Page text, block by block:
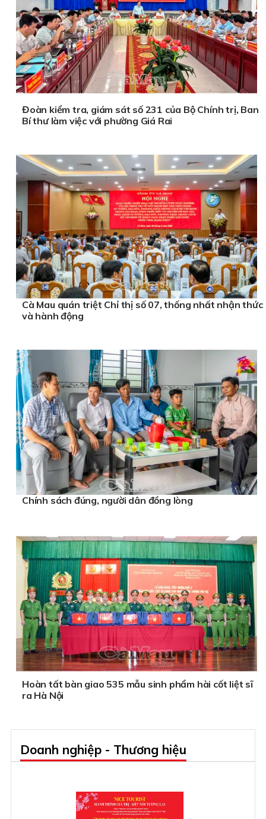
Đoàn kiểm tra, giám sát số 231 của Bộ Chính trị, Ban
Bí thư làm việc với phường Giá Rai
Cà Mau quán triệt Chỉ thị số 07, thống nhất nhận thức
và hành động
Chính sách đúng, người dân đồng lòng
Hoàn tất bàn giao 535 mẫu sinh phẩm hài cốt liệt sĩ
ra Hà Nội
Doanh nghiệp - Thương hiệu